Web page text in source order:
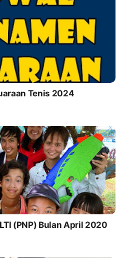
Tenis 2024
(PNP) Bulan April 2020